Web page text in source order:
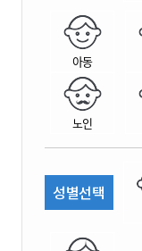
아동
노인
성별선택